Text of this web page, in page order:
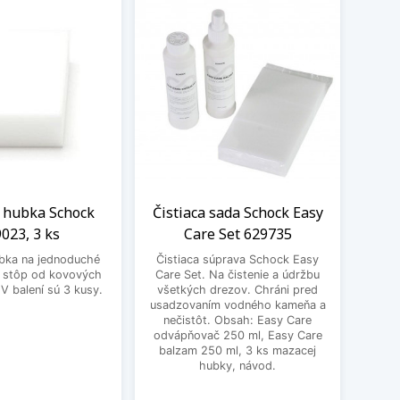
Schock
3 ks
na jednoduché
stôp od kovových
balení sú 3 kusy.
Čistiaca sada Schock Easy
Care Set 629735
Čistiaca súprava Schock Easy
Care Set. Na čistenie a údržbu
všetkých drezov. Chráni pred
usadzovaním vodného kameňa a
nečistôt. Obsah: Easy Care
odvápňovač 250 ml, Easy Care
balzam 250 ml, 3 ks mazacej
hubky, návod.